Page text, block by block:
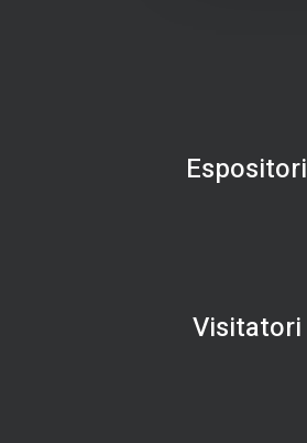
Espositori
Visitatori